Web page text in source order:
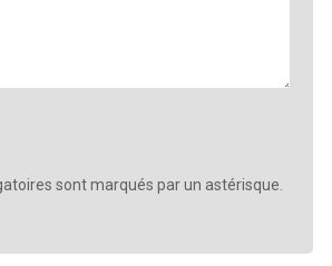
sont marqués par un astérisque.